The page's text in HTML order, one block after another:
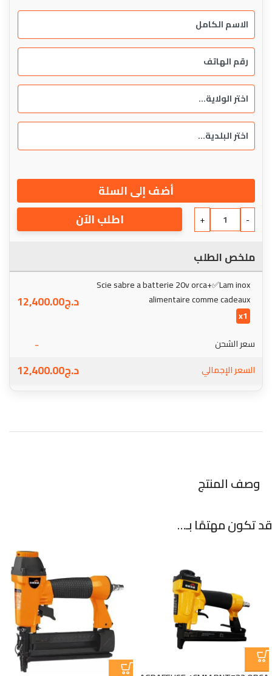
أضف إلى السلة
-
+ اطلب الآن
ملخص الطلب
Scie sabre a batterie 20v orca+✅Lam inox
alimentaire comme cadeaux
x1
د.ج12,400.00
سعر الشحن -
السعر الإجمالي د.ج12,400.00
وصف المنتج
قد تكون مهتمًا بـ…